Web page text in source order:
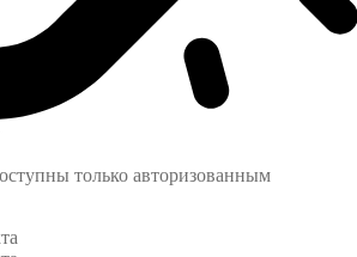
только авторизованным